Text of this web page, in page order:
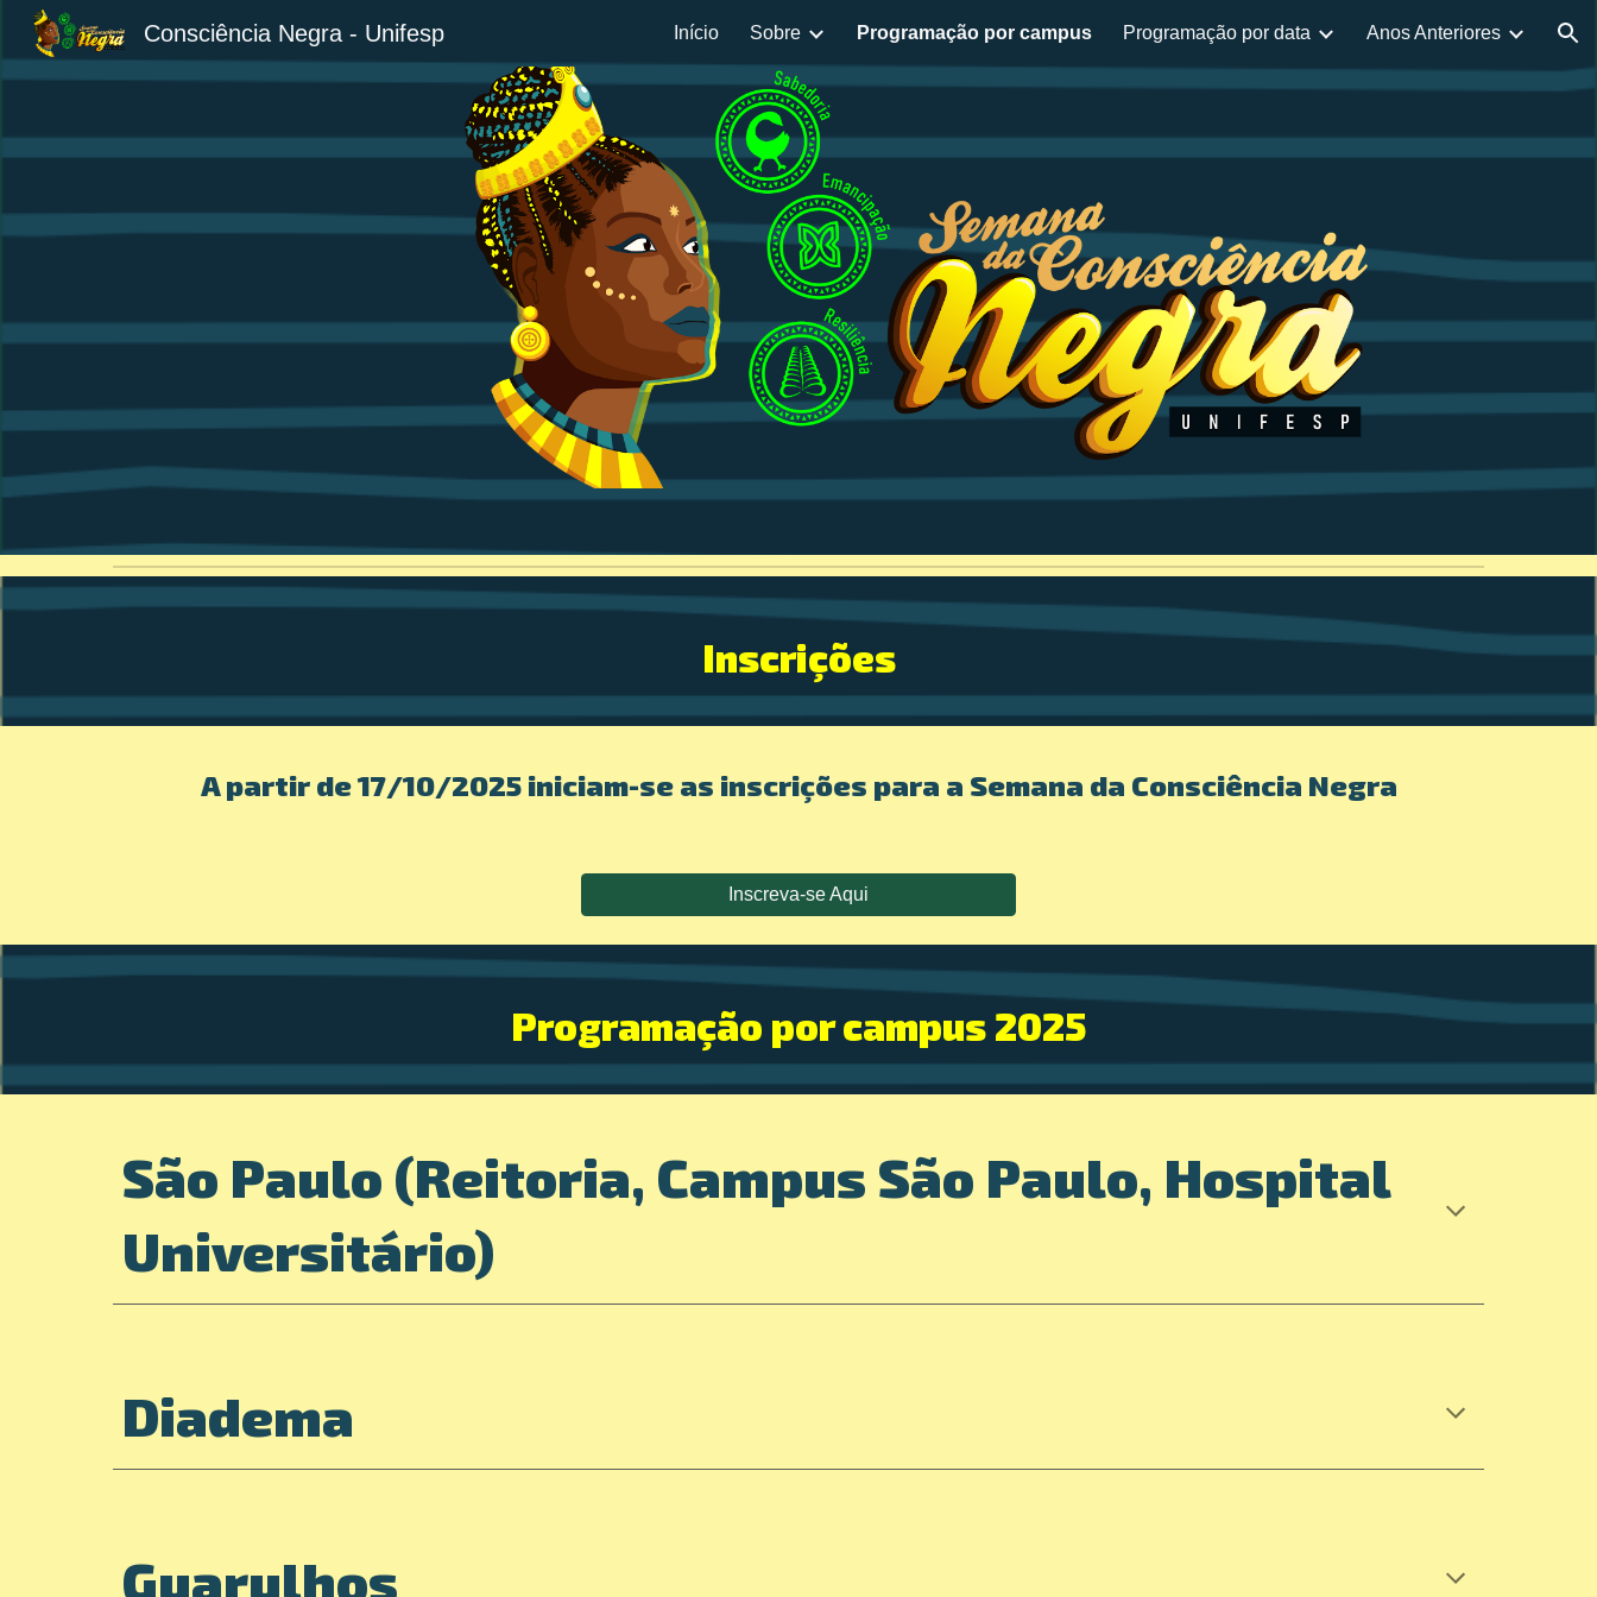
Skip to main content Skip to navigation
Consciência Negra - Unifesp Início Sobre Programação por campus Programação por data Anos Anteriores
Inscrições
A partir de 17/10/2025 iniciam-se as inscrições para a Semana da Consciência Negra
Inscreva-se Aqui
Programação por campus 2025
São Paulo (Reitoria, Campus São Paulo, Hospital
Universitário)
Diadema
Guarulhos